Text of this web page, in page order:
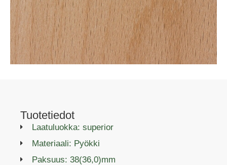
Tuotetiedot
Laatuluokka: superior
Materiaali: Pyökki
Paksuus: 38(36,0)mm